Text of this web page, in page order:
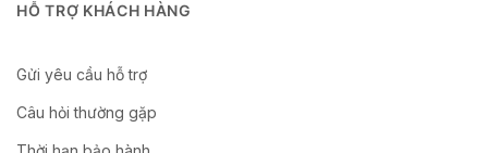
HỖ TRỢ KHÁCH HÀNG
Gửi yêu cầu hỗ trợ
Câu hỏi thường gặp